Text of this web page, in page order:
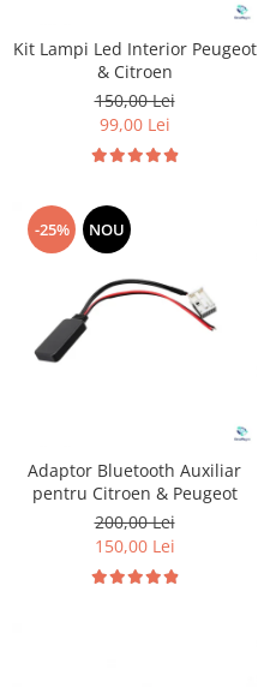
Kit Lampi Led Interior Peugeot
& Citroen
150,00 Lei
99,00 Lei
-25% NOU
Adaptor Bluetooth Auxiliar
pentru Citroen & Peugeot
200,00 Lei
150,00 Lei